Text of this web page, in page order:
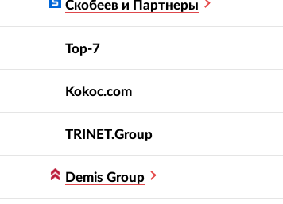
Скобеев и Партнеры
Top-7
Kokoc.com
TRINET.Group
Demis Group